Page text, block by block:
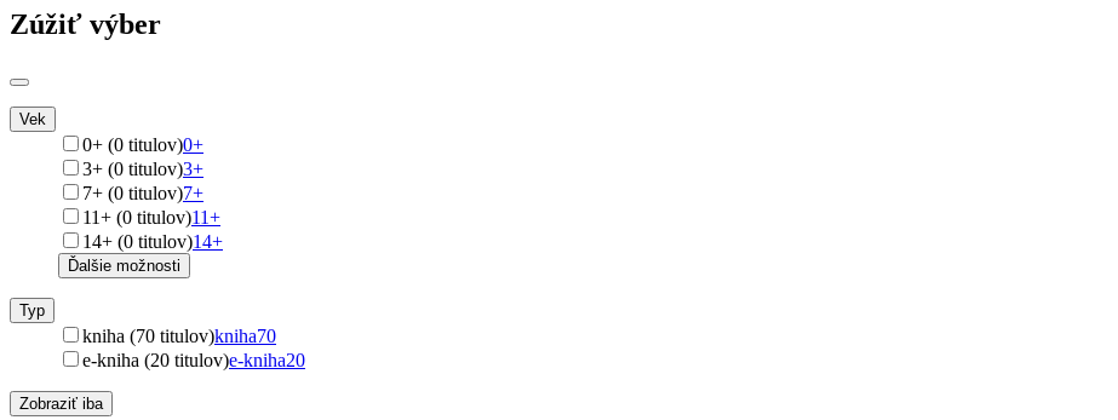
Zúžiť výber
Vek
0+ (0 titulov)0+
3+ (0 titulov)3+
7+ (0 titulov)7+
11+ (0 titulov)11+
14+ (0 titulov)14+
Ďalšie možnosti
Typ
kniha (70 titulov)kniha70
e-kniha (20 titulov)e-kniha20
Zobraziť iba